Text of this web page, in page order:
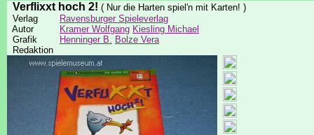
Verflixxt hoch 2! ( Nur die Harten spiel'n mit Karten! )
Verlag
Ravensburger Spieleverlag
Autor
Kramer Wolfgang Kiesling Michael
Grafik
Henninger B. Bolze Vera
Redaktion